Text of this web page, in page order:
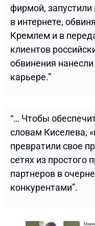
фирмой,
в интернете,
Кремлем и в
клиентов
обвинения
карьере.”
“… Чтобы
словам Киселева,
превратили свое
сетях из простого
партнеров в
конкурентами”.